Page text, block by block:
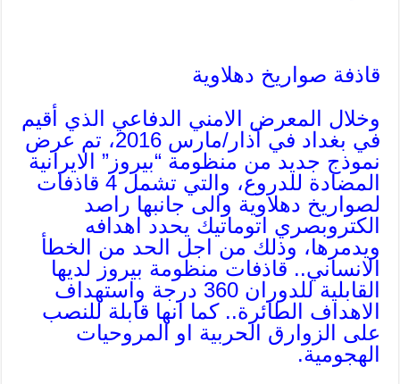
قاذفة صواريخ دهلاوية
وخلال المعرض الامني الدفاعي الذي أقيم
في بغداد في آذار/مارس 2016، تم عرض
نموذج جديد من منظومة “بيروز” الايرانية
المضادة للدروع، والتي تشمل 4 قاذفات
لصواريخ دهلاوية والى جانبها راصد
الكتروبصري اتوماتيك يحدد اهدافه
ويدمرها، وذلك من اجل الحد من الخطأ
الانساني.. قاذفات منظومة بيروز لديها
القابلية للدوران 360 درجة واستهداف
الاهداف الطائرة.. كما انها قابلة للنصب
على الزوارق الحربية او المروحيات
الهجومية.